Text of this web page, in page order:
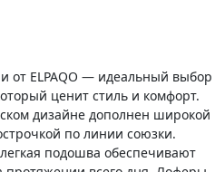
от ELPAQO — идеальный выбор
ценит стиль и комфорт.
дизайне дополнен широкой
по линии союзки.
подошва обеспечивают